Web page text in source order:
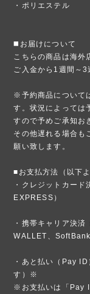
・ポリエステル
◼️お届けについて
こちらの商品は海外
ご入金から1週間～
※予約商品について
す。状況によっては
すので予めご承知お
その他遅れる場合も
願い致します。
■お支払方法（以下
・クレジットカー
EXPRESS）
・携帯キャリア決
WALLET、
・あと払い（Pay
す）※
※お支払いは「Pay